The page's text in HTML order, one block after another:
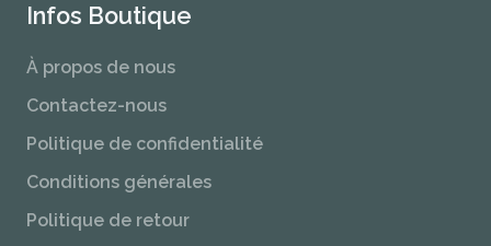
Infos Boutique
À propos de nous
Contactez-nous
Politique de confidentialité
Conditions générales
Politique de retour